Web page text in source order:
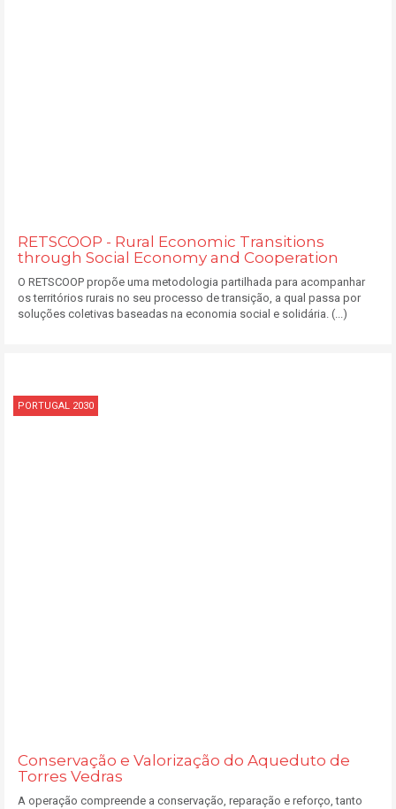
RETSCOOP - Rural Economic Transitions
through Social Economy and Cooperation
O RETSCOOP propõe uma metodologia partilhada para acompanhar
os territórios rurais no seu processo de transição, a qual passa por
soluções coletivas baseadas na economia social e solidária. (...)
PORTUGAL 2030
Conservação e Valorização do Aqueduto de
Torres Vedras
A operação compreende a conservação, reparação e reforço, tanto